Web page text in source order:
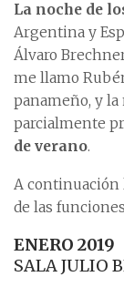
La noche de
Argentina y
Álvaro
me llamo
panameño, y
parcialmente
de verano.
A continuación
de las
ENERO 2019
SALA JULIO